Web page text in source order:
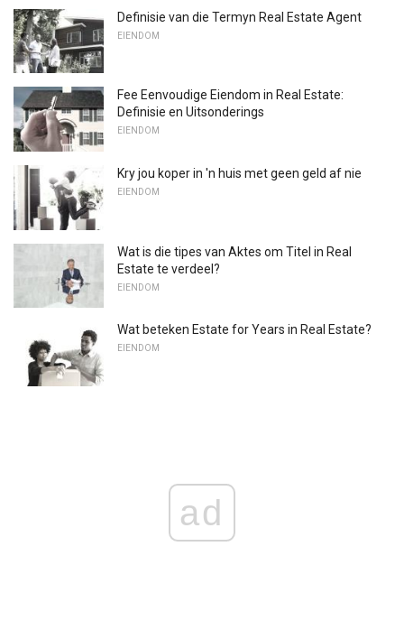
Definisie van die Termyn Real Estate Agent
EIENDOM
Fee Eenvoudige Eiendom in Real Estate:
Definisie en Uitsonderings
EIENDOM
Kry jou koper in 'n huis met geen geld af nie
EIENDOM
Wat is die tipes van Aktes om Titel in Real
Estate te verdeel?
EIENDOM
Wat beteken Estate for Years in Real Estate?
EIENDOM
ad